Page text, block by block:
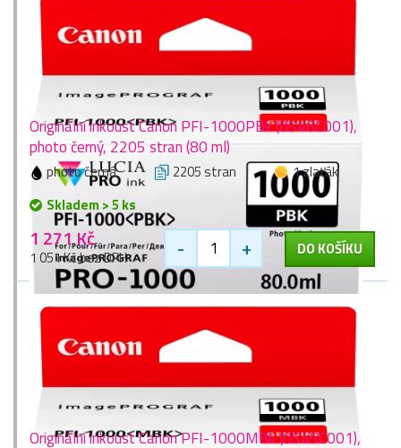
Originální inkoust Canon PFI-1000PBk (0546C001),
photo černý, 2205 stran (80 ml)
photo černá 2205 stran
1 zlaťák
Skladem > 5 ks
1 271 Kč
1 051 Kč bez DPH - + DO KOŠÍKU
Originální inkoust Canon PFI-1000MBk (0545C001),